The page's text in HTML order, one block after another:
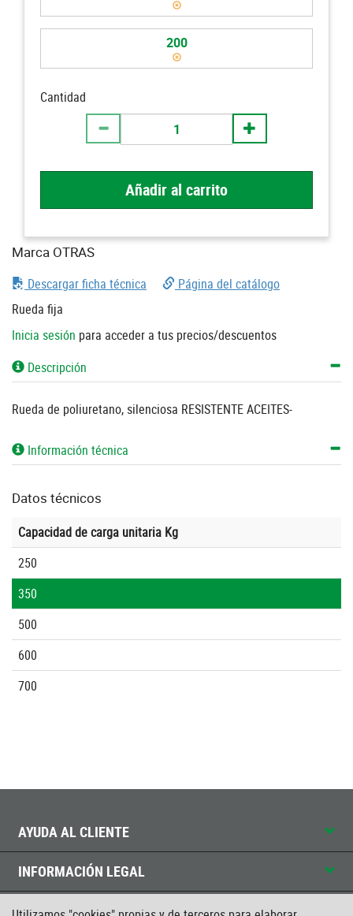
200
Cantidad
Añadir al carrito
Marca OTRAS
Descargar ficha técnica
Página del catálogo
Rueda fija
Inicia sesión para acceder a tus precios/descuentos
Descripción
Rueda de poliuretano, silenciosa RESISTENTE ACEITES-
Información técnica
Datos técnicos
Capacidad de carga unitaria Kg
250
350
500
600
700
AYUDA AL CLIENTE
INFORMACIÓN LEGAL
CONTACTO